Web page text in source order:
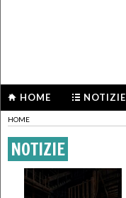
HOME NOTIZIE
HOME
NOTIZIE